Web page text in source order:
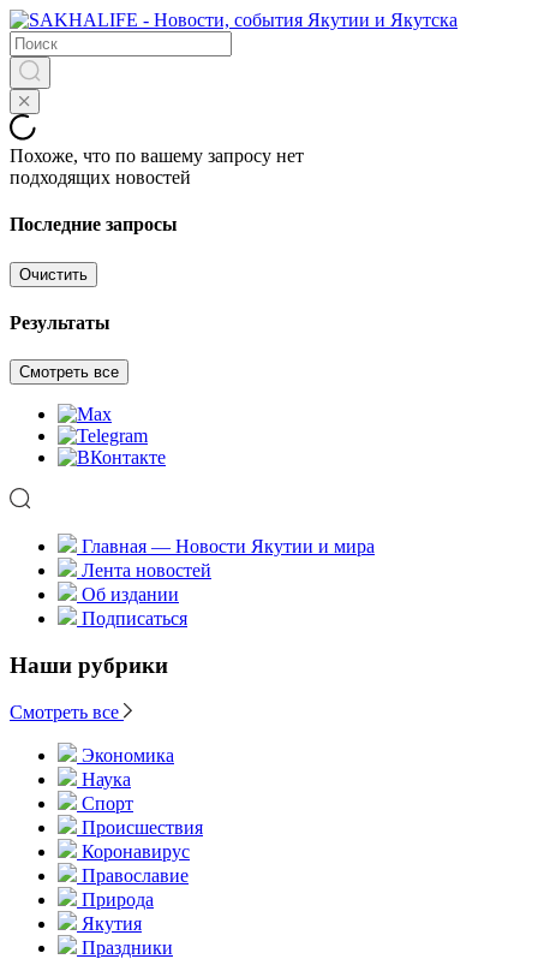
Похоже, что по вашему запросу нет
подходящих новостей
Последние запросы
Очистить
Результаты
Смотреть все
Главная — Новости Якутии и мира
Лента новостей
Об издании
Подписаться
Наши рубрики
Смотреть все
Экономика
Наука
Спорт
Происшествия
Коронавирус
Православие
Природа
Якутия
Праздники